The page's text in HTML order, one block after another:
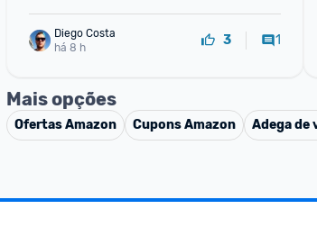
Diego Costa
há 8 h
3 1
Mais opções
OfertasAmazon CuponsAmazon Adega de